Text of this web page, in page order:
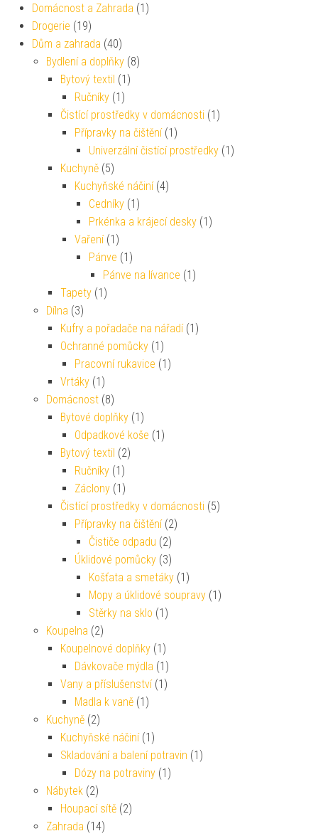
Domácnost a Zahrada (1)
Drogerie (19)
Dům a zahrada (40)
Bydlení a doplňky (8)
Bytový textil (1)
Ručníky (1)
Čistící prostředky v domácnosti (1)
Přípravky na čištění (1)
Univerzální čistící prostředky (1)
Kuchyně (5)
Kuchyňské náčiní (4)
Cedníky (1)
Prkénka a krájecí desky (1)
Vaření (1)
Pánve (1)
Pánve na lívance (1)
Tapety (1)
Dílna (3)
Kufry a pořadače na nářadí (1)
Ochranné pomůcky (1)
Pracovní rukavice (1)
Vrtáky (1)
Domácnost (8)
Bytové doplňky (1)
Odpadkové koše (1)
Bytový textil (2)
Ručníky (1)
Záclony (1)
Čistící prostředky v domácnosti (5)
Přípravky na čištění (2)
Čističe odpadu (2)
Úklidové pomůcky (3)
Košťata a smetáky (1)
Mopy a úklidové soupravy (1)
Stěrky na sklo (1)
Koupelna (2)
Koupelnové doplňky (1)
Dávkovače mýdla (1)
Vany a příslušenství (1)
Madla k vaně (1)
Kuchyně (2)
Kuchyňské náčiní (1)
Skladování a balení potravin (1)
Dózy na potraviny (1)
Nábytek (2)
Houpací sítě (2)
Zahrada (14)